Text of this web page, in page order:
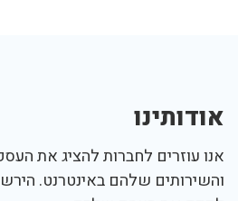
אודותינו
אנו עוזרים לחברות להציג את
והשירותים שלהם באינטרנט.